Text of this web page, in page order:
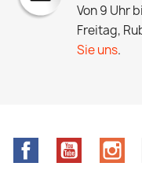
Von 9 Uhr
Freitag,
Sie uns.
FacebookYouTube